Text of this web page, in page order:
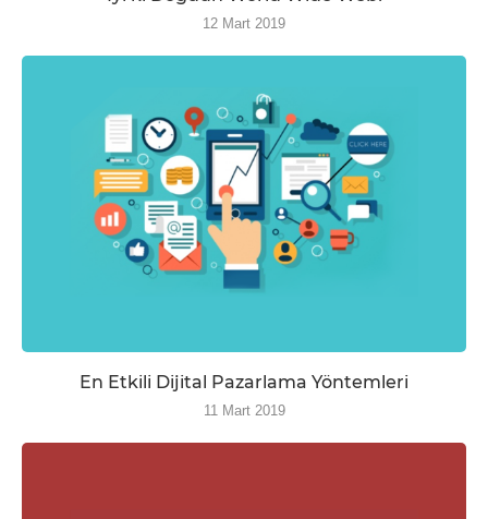
12 Mart 2019
En Etkili Dijital Pazarlama Yöntemleri
11 Mart 2019